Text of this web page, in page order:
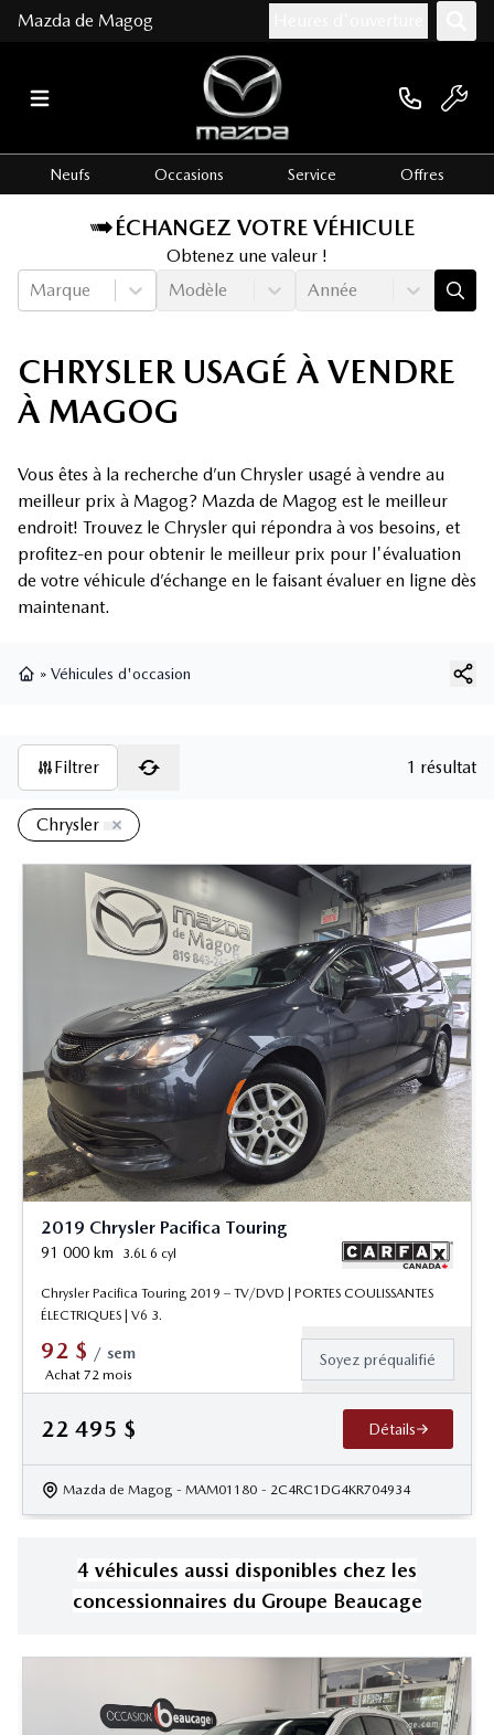
Mazda de Magog
Neufs Occasions Service Offres
ÉCHANGEZ VOTRE VÉHICULE
Obtenez une valeur !
Marque
Modèle Année
CHRYSLER USAGÉ À VENDRE
À MAGOG
Vous êtes à la recherche d’un Chrysler usagé à vendre au
meilleur prix à Magog? Mazda de Magog est le meilleur
endroit! Trouvez le Chrysler qui répondra à vos besoins, et
profitez-en pour obtenir le meilleur prix pour l'évaluation
de votre véhicule d’échange en le faisant évaluer en ligne dès
maintenant.
» Véhicules d'occasion
Filtrer 1 résultat
Chrysler
2019 Chrysler Pacifica Touring
91 000 km 3.6L 6 cyl
Chrysler Pacifica Touring 2019 – TV/DVD | PORTES COULISSANTES
ÉLECTRIQUES | V6 3.
92 $ / sem
Achat 72 mois
Soyez préqualifié
22 495 $ Détails
Mazda de Magog - MAM01180 - 2C4RC1DG4KR704934
4 véhicules aussi disponibles chez les
concessionnaires du Groupe Beaucage